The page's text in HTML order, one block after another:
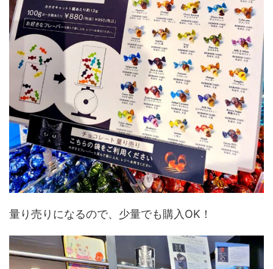
量り売りになるので、少量でも購入OK！